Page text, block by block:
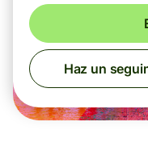
Haz un